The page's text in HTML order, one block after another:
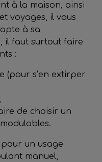
à la maison, ainsi
voyages, il vous
à sa
il faut surtout faire
:
(pour s’en extirper
de choisir un
un usage
manuel,